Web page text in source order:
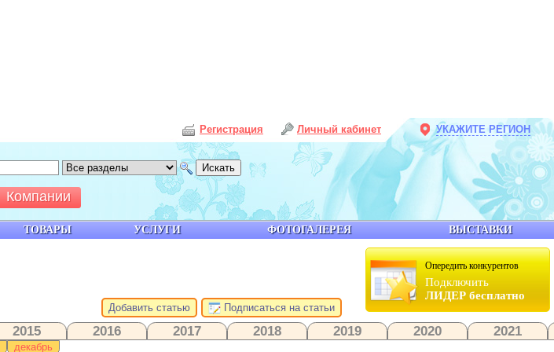
Опередить конкурентов
Подключить
ЛИДЕР бесплатно
Добавить статью
Подписаться на статьи
2015 2016 2017 2018 2019 2020 2021
декабрь
ТОВАРЫ УСЛУГИ ФОТОГАЛЕРЕЯ ВЫСТАВКИ
Компании
Личный кабинет
Регистрация УКАЖИТЕ РЕГИОН